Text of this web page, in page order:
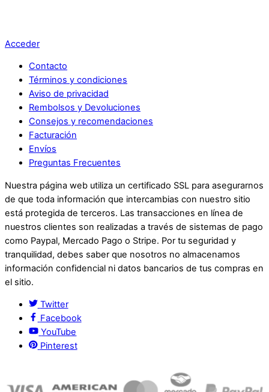
Acceder
Contacto
Términos y condiciones
Aviso de privacidad
Rembolsos y Devoluciones
Consejos y recomendaciones
Facturación
Envíos
Preguntas Frecuentes
Nuestra página web utiliza un certificado SSL para asegurarnos
de que toda información que intercambias con nuestro sitio
está protegida de terceros. Las transacciones en línea de
nuestros clientes son realizadas a través de sistemas de pago
como Paypal, Mercado Pago o Stripe. Por tu seguridad y
tranquilidad, debes saber que nosotros no almacenamos
información confidencial ni datos bancarios de tus compras en
el sitio.
Twitter
Facebook
YouTube
Pinterest